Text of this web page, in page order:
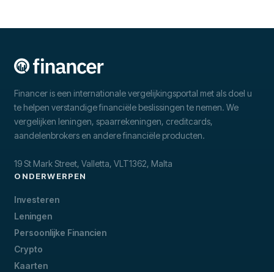
Financer is een internationale vergelijkingsportal met als doel u
te helpen verstandige financiële beslissingen te nemen. We
vergelijken leningen, spaarrekeningen, creditcards,
aandelenbrokers en andere financiële producten.
19 St Mark Street, Valletta, VLT1362, Malta
ONDERWERPEN
Investeren
Leningen
Persoonlijke Financien
Crypto
Kaarten